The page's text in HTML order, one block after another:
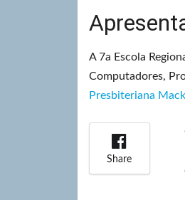
A 7a Escola
Computadores,
Presbiteriana
Share